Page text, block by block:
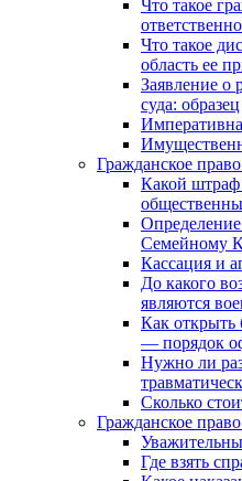
Что такое
Что такое
область ее
Заявление о
суда: образец
Гражданское
Какой штраф
Семейному
Кассация и
До какого
являются
Как открыть
— порядок
Нужно ли
Сколько
Гражданское
Где взять